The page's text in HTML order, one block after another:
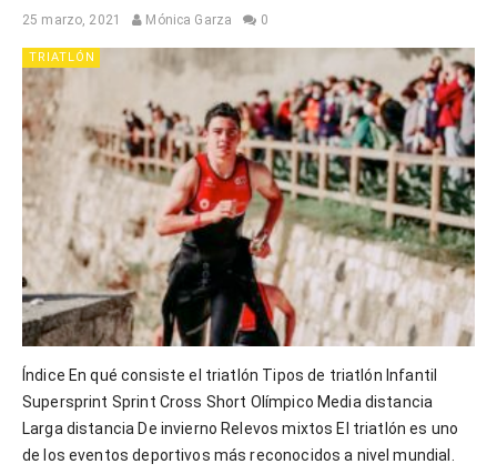
25 marzo, 2021 Mónica Garza 0
TRIATLÓN
Índice En qué consiste el triatlón Tipos de triatlón Infantil
Supersprint Sprint Cross Short Olímpico Media distancia
Larga distancia De invierno Relevos mixtos El triatlón es uno
de los eventos deportivos más reconocidos a nivel mundial.